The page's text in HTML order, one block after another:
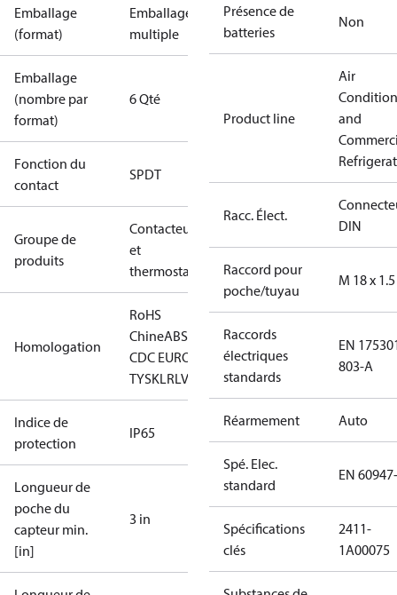
Emballage
(format)
Emballage
multiple
Emballage
(nombre par
format)
6 Qté
Fonction du
contact
SPDT
Groupe de
produits
Contacteurs
et
thermostats
Homologation
RoHS
ChineABS CCCCCSCEDNV KRS LLC
CDC EURO-
TYSKLRLVD NKKRINARMRS
Indice de
protection
IP65
Longueur de
poche du
capteur min.
[in]
3 in
Présence de
batteries
Non
Product line
Air
and
Racc. Élect.
DIN
Raccord pour
poche/tuyau
M 18 x 1.5
Raccords
électriques
standards
EN
803-A
Réarmement Auto
Spé. Elec.
standard
EN
Spécifications
clés
2411-
1A00075